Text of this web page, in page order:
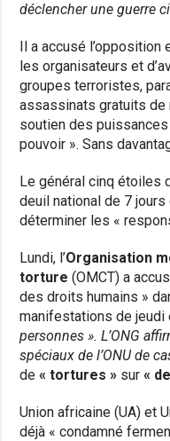
déclencher une guerre
Il a accusé l’opposition
les organisateurs et
groupes terroristes,
assassinats gratuits de
soutien des
pouvoir ». Sans
Le général cinq étoiles
deuil national de 7
déterminer les «
Lundi, l’Organisation
torture (OMCT) a
des droits humains »
manifestations de jeudi
personnes ». L’ONG
spéciaux de l’ONU de
de« tortures » sur«
Union africaine (UA) et
déjà « condamné